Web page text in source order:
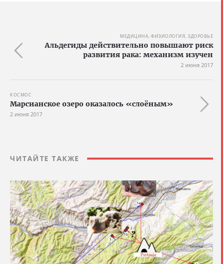
МЕДИЦИНА, ФИЗИОЛОГИЯ, ЗДОРОВЬЕ
Альдегиды действительно повышают риск
развития рака: механизм изучен
2 июня 2017
КОСМОС
Марсианское озеро оказалось «слоёным»
2 июня 2017
ЧИТАЙТЕ ТАКЖЕ